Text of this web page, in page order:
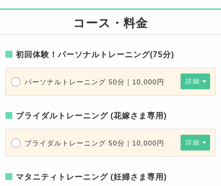
コース・料金
初回体験！パーソナルトレーニング(75分)
パーソナルトレーニング 50分｜10,000円 詳細
ブライダルトレーニング (花嫁さま専用)
ブライダルトレーニング 50分｜10,000円 詳細
マタニティトレーニング (妊婦さま専用)